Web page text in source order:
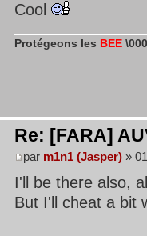
Cool
Protégeons les BEE
Re: [FARA]
par m1n1 (Jasper) »
I'll be there also,
But I'll cheat a bit